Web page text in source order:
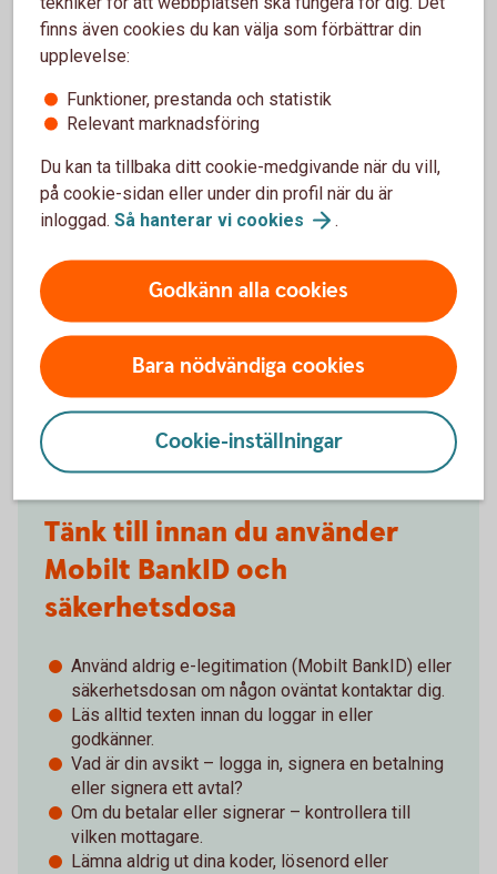
Tänk till innan du använder
Mobilt BankID och
säkerhetsdosa
Använd aldrig e-legitimation (Mobilt BankID) eller
säkerhetsdosan om någon oväntat kontaktar dig.
Läs alltid texten innan du loggar in eller
godkänner.
Vad är din avsikt – logga in, signera en betalning
eller signera ett avtal?
Om du betalar eller signerar – kontrollera till
vilken mottagare.
Lämna aldrig ut dina koder, lösenord eller
finns även cookies du kan välja som förbättrar din
upplevelse:
Funktioner, prestanda och statistik
Relevant marknadsföring
Du kan ta tillbaka ditt cookie-medgivande när du vill,
på cookie-sidan eller under din profil när du är
inloggad. Så hanterar vi cookies .
Godkänn alla cookies
Bara nödvändiga cookies
Cookie-inställningar